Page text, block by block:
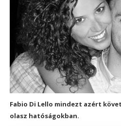
Fabio Di Lello mindezt azért
olasz hatóságokban.